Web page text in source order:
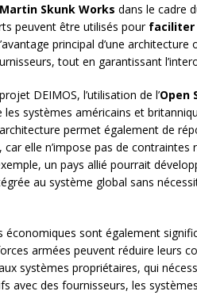
Skunk Works dans le cadre
peuvent être utilisés pour faciliter
principal d’une
tout en garantissant
DEIMOS, l’utilisation de l’Open
les systèmes américains et
permet également de
elle n’impose pas de
un pays allié pourrait
au système global sans
économiques sont également
armées peuvent réduire leurs
systèmes propriétaires, qui
avec des fournisseurs, les